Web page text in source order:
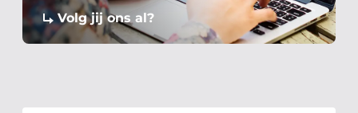
Volg jij ons al?